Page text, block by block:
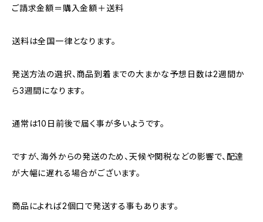
ご請求金額＝購入金額＋送料
送料は全国一律となります。
発送方法の選択、商品到着までの大まかな予想日数は2週間か
ら3週間になります。
通常は10日前後で届く事が多いようです。
ですが、海外からの発送のため、天候や関税などの影響で、配達
が大幅に遅れる場合がございます。
商品によれば2個口で発送する事もあります。